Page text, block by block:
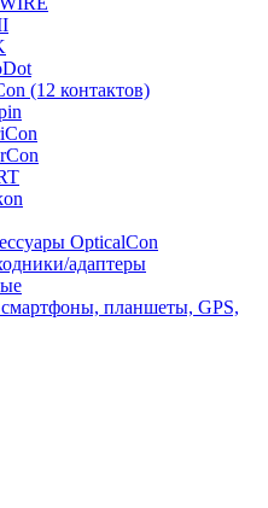
(12 контактов)
OpticalCon
адаптеры
планшеты, GPS,